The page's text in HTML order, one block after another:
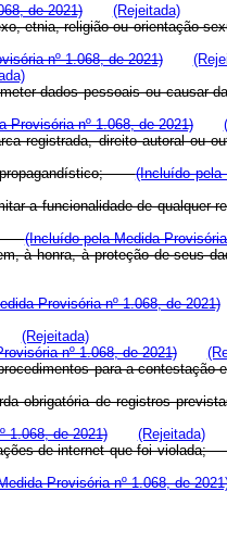
de 2021)
(Rejeitada)
etnia, religião ou
nº 1.068, de 2021)
dados pessoais ou
Provisória nº 1.068, de 2021)
registrada, direito autoral
ou propagandístico;(Incluído pela
a funcionalidade de
(Incluído pela Medida
à honra, à proteção de seus
Provisória nº 1.068, de 2021)
(Rejeitada)
nº 1.068, de 2021)
para a contestação
obrigatória de registros
1.068, de 2021)
(Rejeitada)
de internet que foi
Provisória nº 1.068, de